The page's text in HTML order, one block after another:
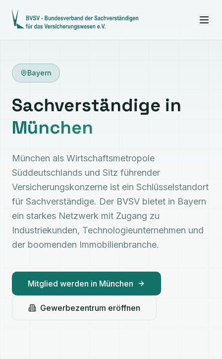
Bayern
Sachverständige in
München
München als Wirtschaftsmetropole
Süddeutschlands und Sitz führender
Versicherungskonzerne ist ein Schlüsselstandort
für Sachverständige. Der BVSV bietet in Bayern
ein starkes Netzwerk mit Zugang zu
Industriekunden, Technologieunternehmen und
der boomenden Immobilienbranche.
Mitglied werden in München
Gewerbezentrum eröffnen